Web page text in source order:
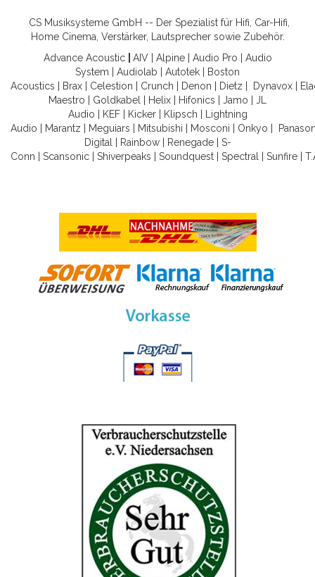
CS Musiksysteme GmbH -- Der Spezialist für Hifi, Car-Hifi,
Home Cinema, Verstärker, Lautsprecher sowie Zubehör.
Advance Acoustic
AIV| Alpine| Audio Pro
Audio
System
Audiolab Autotek
Boston
Acoustics
Brax Celestion Crunch Denon Dietz Dynavox
Maestro
Goldkabel Helix Hifonics Jamo
JL
Audio
KEF| Kicker| Klipsch
Lightning
Audio
Marantz Meguiars Mitsubishi Mosconi Onkyo
Digital
Rainbow| Renegade| S-
Conn
Scansonic Shiverpeaks Soundquest Spectral Sunfire